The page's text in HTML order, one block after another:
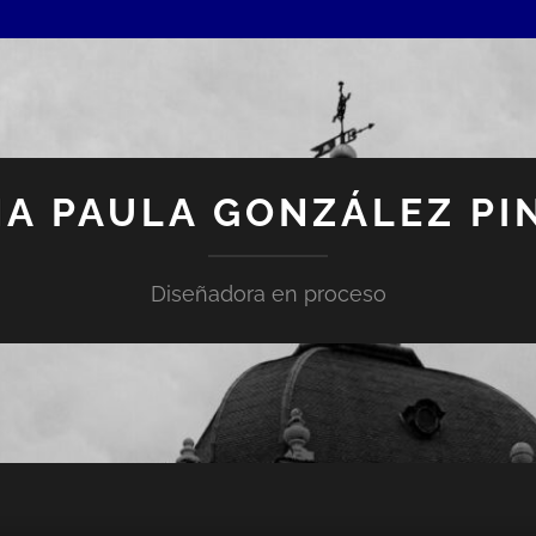
PAULA GONZÁLEZ
Diseñadora en proceso